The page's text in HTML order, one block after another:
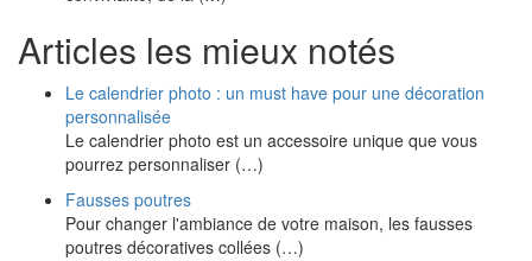
Articles les mieux notés
Le calendrier photo : un must have pour une décoration
personnalisée
Le calendrier photo est un accessoire unique que vous
pourrez personnaliser (…)
Fausses poutres
Pour changer l'ambiance de votre maison, les fausses
poutres décoratives collées (…)